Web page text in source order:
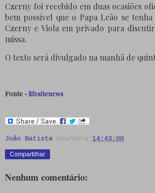
Czerny foi recebido em duas ocasiões
bem possível que o Papa Leão se
Czerny e Viola em privado para
missa.
O texto será divulgado na manhã de
Fonte -lifesitenews
João Batista dia/hora 14:43:00
Compartilhar
Nenhum comentário: